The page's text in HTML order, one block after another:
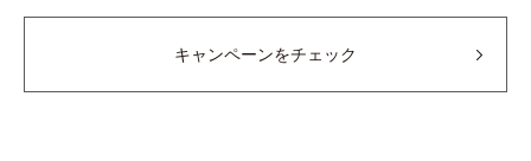
キャンペーンをチェック